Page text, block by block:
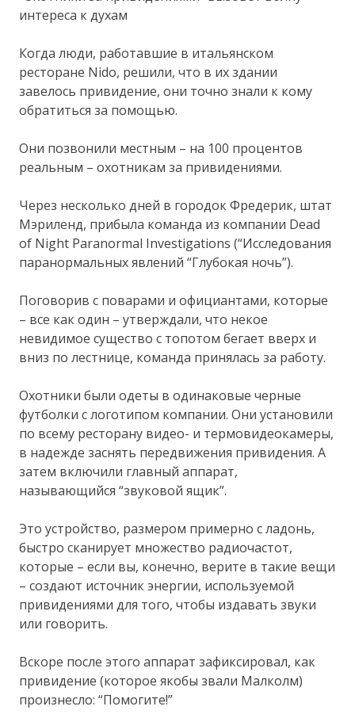
интереса к духам
Когда люди, работавшие в итальянском
ресторане Nido, решили, что в их здании
завелось привидение, они точно знали к кому
обратиться за помощью.
Они позвонили местным – на 100 процентов
реальным – охотникам за привидениями.
Через несколько дней в городок Фредерик, штат
Мэриленд, прибыла команда из компании Dead
of Night Paranormal Investigations (“Исследования
паранормальных явлений “Глубокая ночь”).
Поговорив с поварами и официантами, которые
– все как один – утверждали, что некое
невидимое существо с топотом бегает вверх и
вниз по лестнице, команда принялась за работу.
Охотники были одеты в одинаковые черные
футболки с логотипом компании. Они установили
по всему ресторану видео- и термовидеокамеры,
в надежде заснять передвижения привидения. А
затем включили главный аппарат,
называющийся “звуковой ящик”.
Это устройство, размером примерно с ладонь,
быстро сканирует множество радиочастот,
которые – если вы, конечно, верите в такие вещи
– создают источник энергии, используемой
привидениями для того, чтобы издавать звуки
или говорить.
Вскоре после этого аппарат зафиксировал, как
привидение (которое якобы звали Малколм)
произнесло: “Помогите!”